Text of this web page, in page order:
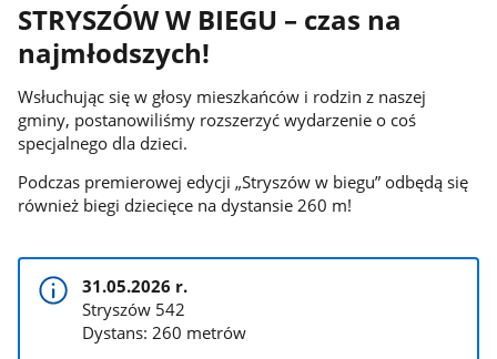
STRYSZÓW W BIEGU – czas na
najmłodszych!
Wsłuchując się w głosy mieszkańców i rodzin z naszej
gminy, postanowiliśmy rozszerzyć wydarzenie o coś
specjalnego dla dzieci.
Podczas premierowej edycji „Stryszów w biegu” odbędą się
również biegi dziecięce na dystansie 260 m!
31.05.2026 r.
Stryszów 542
Dystans: 260 metrów